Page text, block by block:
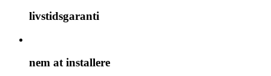
livstidsgaranti
nem at installere